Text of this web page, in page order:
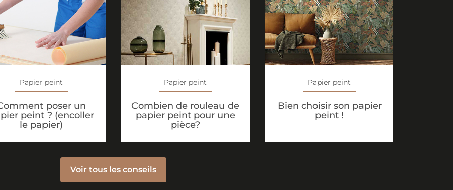
Papier peint
poser un
peint ? (encoller
le papier)
Papier peint
Combien de rouleau de
papier peint pour une
pièce?
Papier peint
Bien choisir son papier
peint !
Voir tous les conseils